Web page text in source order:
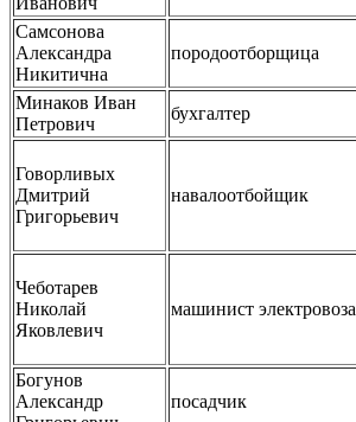
Самсонова
Александра
Никитична
породоотборщица
Минаков Иван
Петрович
бухгалтер
Говорливых
Дмитрий
Григорьевич
навалоотбойщик
Чеботарев
Николай
Яковлевич
машинист электровоза
Богунов
Александр
посадчик